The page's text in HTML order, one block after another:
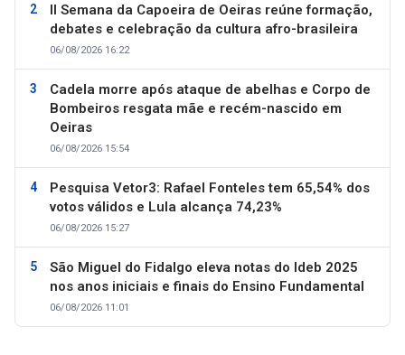
II Semana da Capoeira de Oeiras reúne formação,
debates e celebração da cultura afro-brasileira
06/08/2026 16:22
Cadela morre após ataque de abelhas e Corpo de
Bombeiros resgata mãe e recém-nascido em
Oeiras
06/08/2026 15:54
Pesquisa Vetor3: Rafael Fonteles tem 65,54% dos
votos válidos e Lula alcança 74,23%
06/08/2026 15:27
São Miguel do Fidalgo eleva notas do Ideb 2025
nos anos iniciais e finais do Ensino Fundamental
06/08/2026 11:01